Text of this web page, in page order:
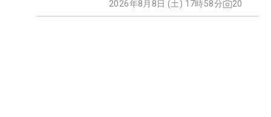
2026年8月8日 (土) 17時58分 20